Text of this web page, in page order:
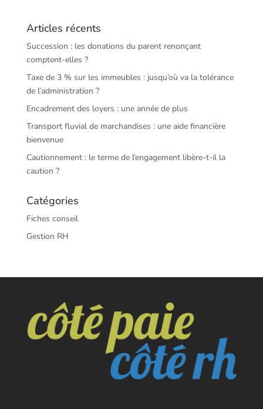
Articles récents
Succession : les donations du parent renonçant
comptent-elles ?
Taxe de 3 % sur les immeubles : jusqu’où va la tolérance
de l’administration ?
Encadrement des loyers : une année de plus
Transport fluvial de marchandises : une aide financière
bienvenue
Cautionnement : le terme de l’engagement libère-t-il la
caution ?
Catégories
Fiches conseil
Gestion RH